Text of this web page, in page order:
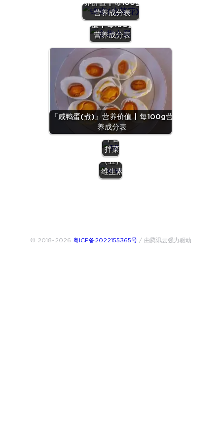
养价值 | 每100g
营养成分表
『金华火
腿』营养价
值 | 每100g
营养成分表
『咸鸭蛋(煮)』营养价值 | 每100g营
养成分表
凉拌
菜 |
十香
拌菜
营养
（五）：
维生素
© 2018~2026 粤ICP备2022155365号/ 由腾讯云强力驱动